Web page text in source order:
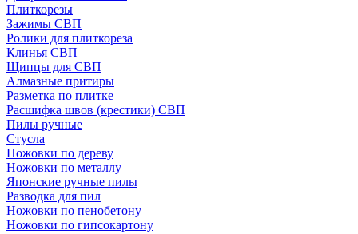
Плиткорезы
Зажимы СВП
Ролики для плиткореза
Клинья СВП
Щипцы для СВП
Алмазные притиры
Разметка по плитке
Расшифка швов (крестики) СВП
Пилы ручные
Стусла
Ножовки по дереву
Ножовки по металлу
Японские ручные пилы
Разводка для пил
Ножовки по пенобетону
Ножовки по гипсокартону